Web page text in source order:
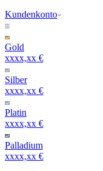
Kundenkonto
Gold
xxxx,xx €
Silber
xxxx,xx €
Platin
xxxx,xx €
Palladium
xxxx,xx €